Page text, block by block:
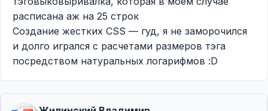
расписана аж на 25 строк
Создание жестких CSS — гуд, я не заморочился
и долго игрался с расчетами размеров тэга
посредством натуральных логарифмов :D